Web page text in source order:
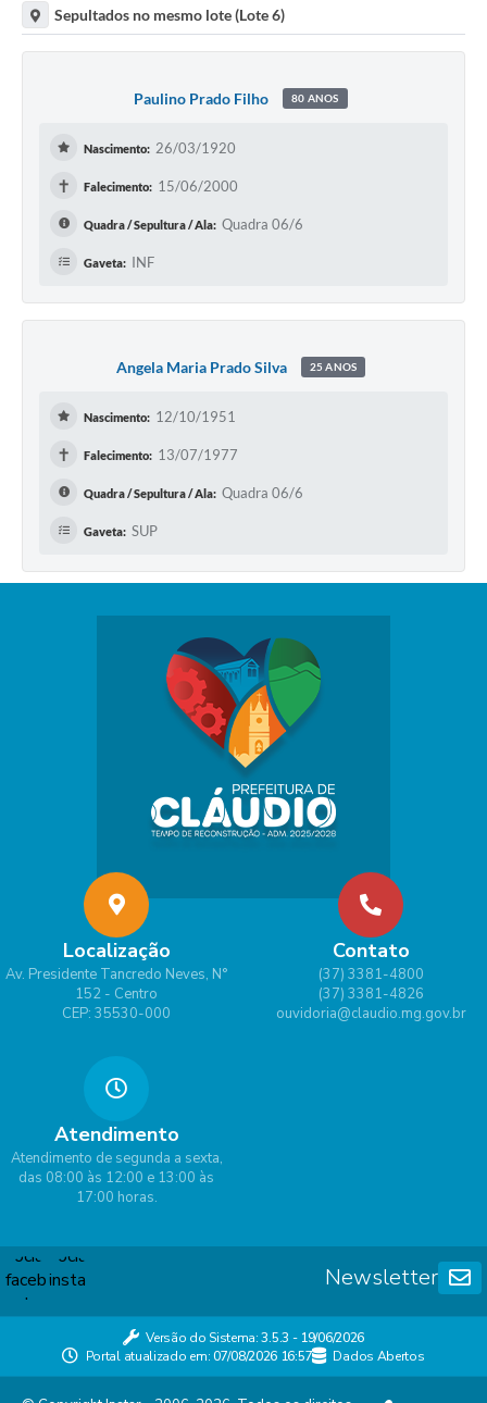
Sepultados no mesmo lote (Lote 6)
Paulino Prado Filho 80 ANOS
Nascimento: 26/03/1920
✝ Falecimento: 15/06/2000
Quadra / Sepultura / Ala: Quadra 06/6
Gaveta: INF
Angela Maria Prado Silva 25 ANOS
Nascimento: 12/10/1951
✝ Falecimento: 13/07/1977
Quadra / Sepultura / Ala: Quadra 06/6
Gaveta: SUP
Localização
Av. Presidente Tancredo Neves, N°
152 - Centro
CEP: 35530-000
Contato
(37) 3381-4800
(37) 3381-4826
ouvidoria@claudio.mg.gov.br
Atendimento
Atendimento de segunda a sexta,
das 08:00 às 12:00 e 13:00 às
17:00 horas.
Newsletter
Versão do Sistema:3.5.3 - 19/06/2026
Portal atualizado em:07/08/2026 16:57 Dados Abertos